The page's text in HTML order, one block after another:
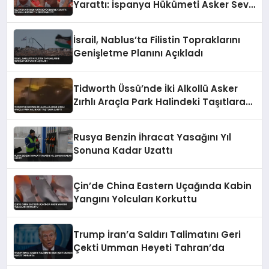
Yarattı: İspanya Hükümeti Asker Sevk
İsrail, Nablus’ta Filistin Topraklarını
Genişletme Planını Açıkladı
Tidworth Üssü’nde İki Alkollü Asker
Zırhlı Araçla Park Halindeki Taşıtlara
Rusya Benzin İhracat Yasağını Yıl
Sonuna Kadar Uzattı
Çin’de China Eastern Uçağında Kabin
Yangını Yolcuları Korkuttu
Trump İran’a Saldırı Talimatını Geri
Çekti Umman Heyeti Tahran’da